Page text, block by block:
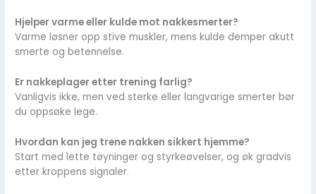
Hjelper varme eller kulde mot nakkesmerter?
Varme løsner opp stive muskler, mens kulde demper akutt
smerte og betennelse.
Er nakkeplager etter trening farlig?
Vanligvis ikke, men ved sterke eller langvarige smerter bør
du oppsøke lege.
Hvordan kan jeg trene nakken sikkert hjemme?
Start med lette tøyninger og styrkeøvelser, og øk gradvis
etter kroppens signaler.